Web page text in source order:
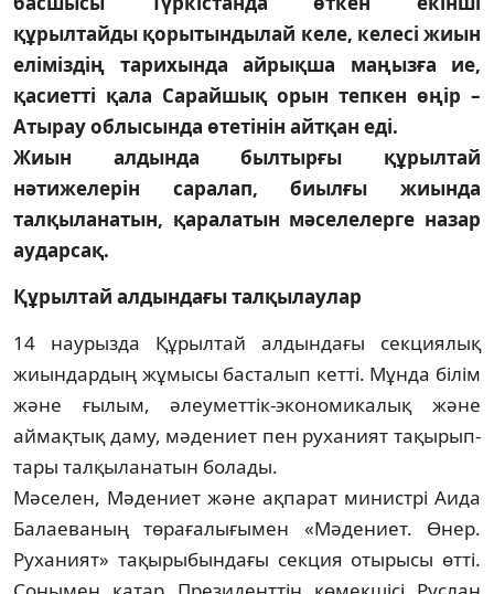
құрылтайды қорытындылай келе, келесі жиын
еліміздің тарихында айрықша маңызға ие,
қасиетті қала Сарайшық орын тепкен өңір –
Атырау облысында өтетінін айтқан еді.
Жиын алдында былтырғы құрылтай
нәтижелерін саралап, биылғы жиында
талқыланатын, қаралатын мәселелерге назар
аударсақ.
Құрылтай алдындағы талқылаулар
14 наурызда Құрылтай алдындағы секциялық
жиындардың жұмысы басталып кетті. Мұнда білім
және ғылым, әлеуметтік-экономикалық және
аймақтық даму, мәдениет пен руханият тақырып­
тары талқыланатын болады.
Мәселен, Мәдениет және ақпарат министрі Аида
Балаеваның төрағалығымен «Мәдениет. Өнер.
Руханият» тақырыбындағы секция отырысы өтті.